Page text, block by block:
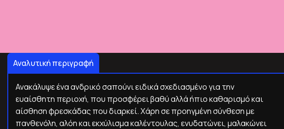
Αναλυτική περιγραφή
Ανακάλυψε ένα ανδρικό σαπούνι ειδικά σχεδιασμένο για την
ευαίσθητη περιοχή, που προσφέρει βαθύ αλλά ήπιο καθαρισμό και
αίσθηση φρεσκάδας που διαρκεί. Χάρη σε προηγμένη σύνθεση με
πανθενόλη, αλόη και εκχύλισμα καλέντουλας, ενυδατώνει, μαλακώνει